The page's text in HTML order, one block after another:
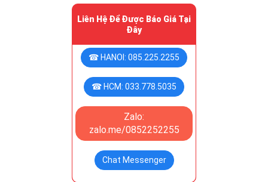
Liên Hệ Để Được Báo Giá Tại
Đây
☎ HANOI: 085.225.2255
☎ HCM: 033.778.5035
Zalo:
zalo.me/0852252255
Chat Messenger